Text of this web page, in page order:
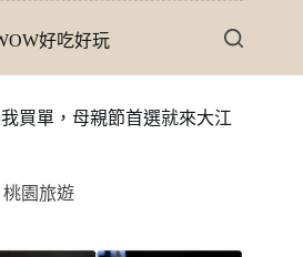
好吃好玩
買單，母親節首選就來大江
桃園旅遊